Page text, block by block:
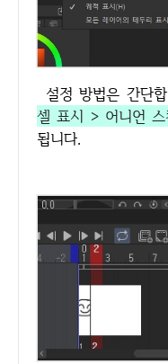
설정 방법은 간단
셀 표시 > 어니언 스
됩니다.